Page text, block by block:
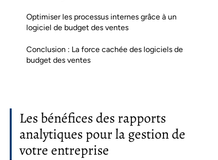
Optimiser les processus internes grâce à un
logiciel de budget des ventes
Conclusion : La force cachée des logiciels de
budget des ventes
Les bénéfices des rapports
analytiques pour la gestion de
votre entreprise